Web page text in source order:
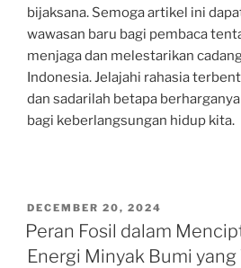
bijaksana. Semoga artikel ini
wawasan baru bagi pembaca
menjaga dan melestarikan
Indonesia. Jelajahi rahasia
dan sadarilah betapa
bagi keberlangsungan hidup kita.
POSTED
ON
DECEMBER 20, 2024
Peran Fosil dalam
Energi Minyak Bumi yang